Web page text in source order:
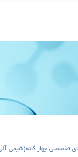
تخصصی چهار گانه(شیمی